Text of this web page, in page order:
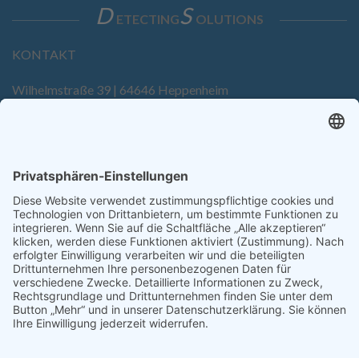
D ETECTINGS OLUTIONS
KONTAKT
Wilhelmstraße 39 | 64646 Heppenheim
SERVICE
Anfrage
Direkt-Bestellung
KONTAKTFORMULAR